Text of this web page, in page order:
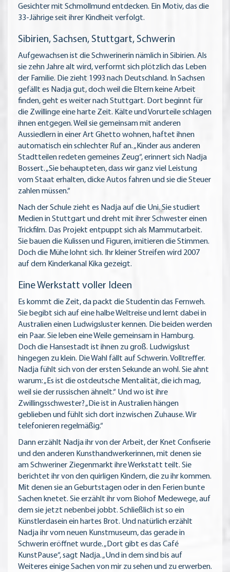
Gesichter mit Schmollmund entdecken. Ein Motiv, das die
33-Jährige seit ihrer Kindheit verfolgt.
Sibirien, Sachsen, Stuttgart, Schwerin
Aufgewachsen ist die Schwerinerin nämlich in Sibirien. Als
sie zehn Jahre alt wird, verformt sich plötzlich das Leben
der Familie. Die zieht 1993 nach Deutschland. In Sachsen
gefällt es Nadja gut, doch weil die Eltern keine Arbeit
finden, geht es weiter nach Stuttgart. Dort beginnt für
die Zwillinge eine harte Zeit. Kälte und Vorurteile schlagen
ihnen entgegen. Weil sie gemeinsam mit anderen
Aussiedlern in einer Art Ghetto wohnen, haftet ihnen
automatisch ein schlechter Ruf an. „Kinder aus anderen
Stadtteilen redeten gemeines Zeug“, erinnert sich Nadja
Bossert. „Sie behaupteten, dass wir ganz viel Leistung
vom Staat erhalten, dicke Autos fahren und sie die Steuer
zahlen müssen.“
Nach der Schule zieht es Nadja auf die Uni. Sie studiert
Medien in Stuttgart und dreht mit ihrer Schwester einen
Trickfilm. Das Projekt entpuppt sich als Mammutarbeit.
Sie bauen die Kulissen und Figuren, imitieren die Stimmen.
Doch die Mühe lohnt sich. Ihr kleiner Streifen wird 2007
auf dem Kinderkanal Kika gezeigt.
Eine Werkstatt voller Ideen
Es kommt die Zeit, da packt die Studentin das Fernweh.
Sie begibt sich auf eine halbe Weltreise und lernt dabei in
Australien einen Ludwigsluster kennen. Die beiden werden
ein Paar. Sie leben eine Weile gemeinsam in Hamburg.
Doch die Hansestadt ist ihnen zu groß. Ludwigslust
hingegen zu klein. Die Wahl fällt auf Schwerin. Volltreffer.
Nadja fühlt sich von der ersten Sekunde an wohl. Sie ahnt
warum: „Es ist die ostdeutsche Mentalität, die ich mag,
weil sie der russischen ähnelt.“ Und wo ist ihre
Zwillingsschwester? „Die ist in Australien hängen
geblieben und fühlt sich dort inzwischen Zuhause. Wir
telefonieren regelmäßig.“
Dann erzählt Nadja ihr von der Arbeit, der Knet Confiserie
und den anderen Kunsthandwerkerinnen, mit denen sie
am Schweriner Ziegenmarkt ihre Werkstatt teilt. Sie
berichtet ihr von den quirligen Kindern, die zu ihr kommen.
Mit denen sie an Geburtstagen oder in den Ferien bunte
Sachen knetet. Sie erzählt ihr vom Biohof Medewege, auf
dem sie jetzt nebenbei jobbt. Schließlich ist so ein
Künstlerdasein ein hartes Brot. Und natürlich erzählt
Nadja ihr vom neuen Kunstmuseum, das gerade in
Schwerin eröffnet wurde. „Dort gibt es das Café
KunstPause“, sagt Nadja. „Und in dem sind bis auf
Weiteres einige Sachen von mir zu sehen und zu erwerben.